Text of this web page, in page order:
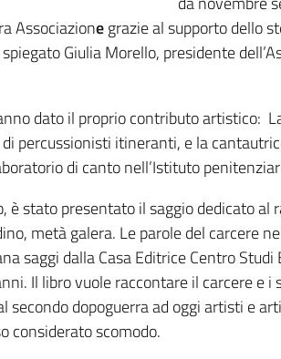
Associazionegrazie al supporto dello
Giulia Morello, presidente
dato il proprio contributo artistico:
percussionisti itineranti, e la
di canto nell’Istituto
è stato presentato il saggio dedicato al
metà galera. Le parole del carcere
saggi dalla Casa Editrice Centro
Il libro vuole raccontare il carcere e
secondo dopoguerra ad oggi artisti e
considerato scomodo.